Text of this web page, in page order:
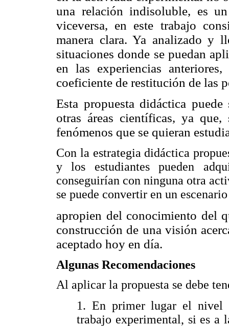
una relación indisoluble, es
viceversa, en este trabajo
manera clara. Ya analizado y
situaciones donde se puedan
en las experiencias
coeficiente de restitución de las
Esta propuesta didáctica
otras áreas científicas, ya
fenómenos que se quieran
Con la estrategia didáctica
y los estudiantes pueden
conseguirían con ninguna otra
se puede convertir en un
apropien del conocimiento del
construcción de una visión
aceptado hoy en día.
Algunas Recomendaciones
Al aplicar la propuesta se debe
1. En primer lugar el nivel
trabajo experimental, si es a